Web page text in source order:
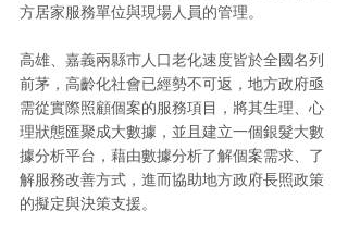
方居家服務單位與現場人員的管理。
高雄、嘉義兩縣市人口老化速度皆於全國名列
前茅，高齡化社會已經勢不可返，地方政府亟
需從實際照顧個案的服務項目，將其生理、心
理狀態匯聚成大數據，並且建立一個銀髮大數
據分析平台，藉由數據分析了解個案需求、了
解服務改善方式，進而協助地方政府長照政策
的擬定與決策支援。